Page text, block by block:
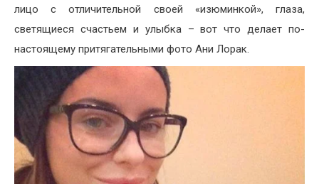
лицо с отличительной своей «изюминкой», глаза,
светящиеся счастьем и улыбка – вот что делает по-
настоящему притягательными фото Ани Лорак.